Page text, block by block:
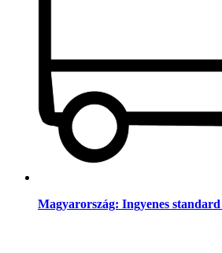
Magyarország: Ingyenes